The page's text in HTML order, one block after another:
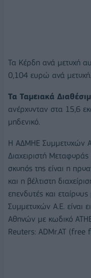
Τα Κέρδη ανά μετοχή
0,104 ευρώ ανά μετοχή.
Τα Ταμειακά
ανέρχονταν στα 15,6
μηδενικό.
Η ΑΔΜΗΕ Συμμετοχών
Διαχειριστή
σκοπός της είναι η
και η βέλτιστη
επενδυτές και
Συμμετοχών Α.Ε. είναι
Αθηνών με κωδικό
Reuters: ADMr.AT (free